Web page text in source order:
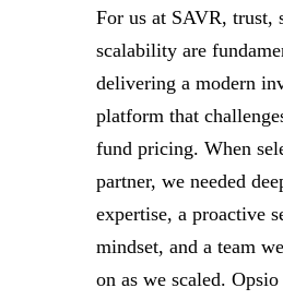
For us at SAVR, trust,
scalability are
delivering a modern
platform that
fund pricing. When
partner, we needed
expertise, a proactive
mindset, and a team
on as we scaled. Opsio